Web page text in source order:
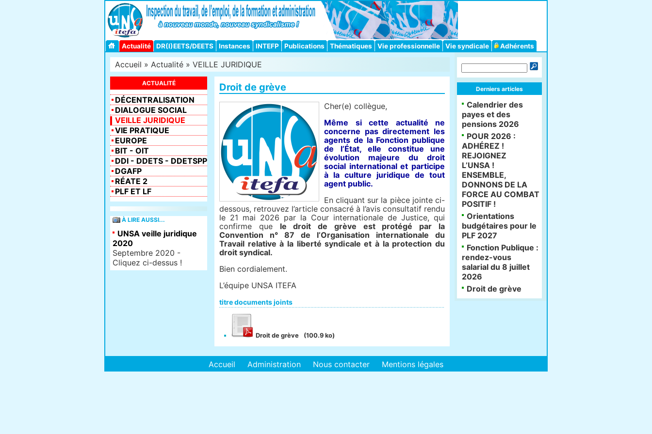
Actualité DR(I)EETS/DEETS Instances INTEFP Publications Thématiques Vie professionnelle Vie syndicale Adhérents
Accueil » Actualité » VEILLE JURIDIQUE
Droit de grève
Cher(e) collègue,
Même si cette actualité ne
concerne pas directement les
agents de la Fonction publique
de l’État, elle constitue une
évolution majeure du droit
social international et participe
à la culture juridique de tout
agent public.
En cliquant sur la pièce jointe ci-
dessous, retrouvez l’article consacré à l’avis consultatif rendu
le 21 mai 2026 par la Cour internationale de Justice, qui
confirme que le droit de grève est protégé par la
Convention n° 87 de l’Organisation internationale du
Travail relative à la liberté syndicale et à la protection du
droit syndical.
Bien cordialement.
L’équipe UNSA ITEFA
titre documents joints
Droit de grève (100.9 ko)
ACTUALITÉ
DÉCENTRALISATION
DIALOGUE SOCIAL
VEILLE JURIDIQUE
VIE PRATIQUE
EUROPE
BIT - OIT
DDI - DDETS - DDETSPP
DGAFP
RÉATE 2
PLF ET LF
À LIRE AUSSI...
UNSA veille juridique
2020
Septembre 2020 -
Cliquez ci-dessus !
Derniers articles
Calendrier des
payes et des
pensions 2026
POUR 2026 :
ADHÉREZ !
REJOIGNEZ
L’UNSA !
ENSEMBLE,
DONNONS DE LA
FORCE AU COMBAT
POSITIF !
Orientations
budgétaires pour le
PLF 2027
Fonction Publique :
rendez-vous
salarial du 8 juillet
2026
Droit de grève
Accueil Administration Nous contacter Mentions légales